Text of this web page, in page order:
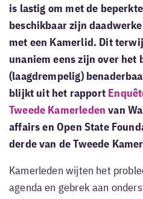
is lastig om met de
beschikbaar zijn
met een Kamerlid. Dit
unaniem eens zijn over het
(laagdrempelig)
blijkt uit het rapport
Tweede Kamerleden van
affairs en Open State
derde van de Tweede
Kamerleden wijten het
agenda en gebrek aan